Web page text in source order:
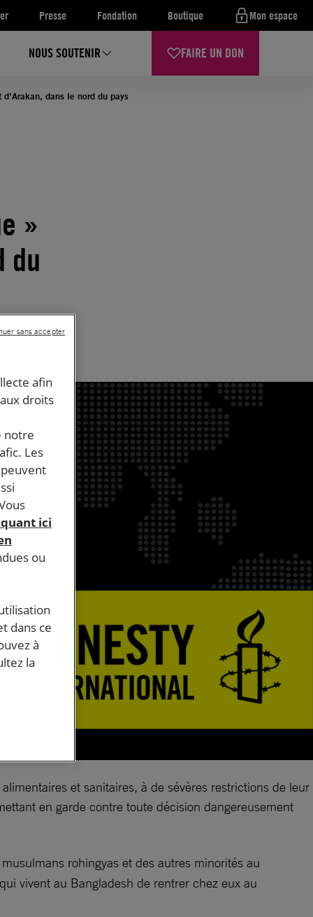
Presse Fondation Boutique Mon espace
NOUS SOUTENIR FAIRE UN DON
dans le nord du pays
»
du
et sanitaires, à de sévères restrictions de leur
en garde contre toute décision dangereusement
rohingyas et des autres minorités au
vivent au Bangladesh de rentrer chez eux au
afin
droits
notre
Les
ici
ou
dans ce
à
la
sans accepter